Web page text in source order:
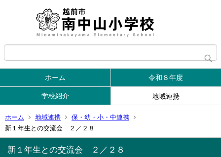
ホーム 令和８年度
学校紹介 地域連携
ホーム 地域連携
保・幼・小・中連携
新１年生との交流会 ２／２８
新１年生との交流会 ２／２８